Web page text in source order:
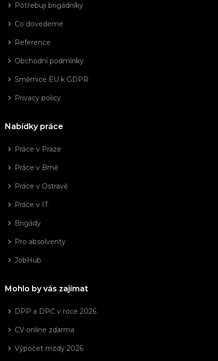
Potřebuji brigádníky
Co dovedeme
Reference
Obchodní podmínky
Směrnice EU k GDPR
Privacy policy
Nabídky práce
Práce v Praze
Práce v Brně
Práce v Ostravě
Práce v IT
Brigády
Pro absolventy
JobHub
Mohlo by vás zajímat
DPP a DPČ v roce 2026
CV online zdarma
Výpočet mzdy 2026